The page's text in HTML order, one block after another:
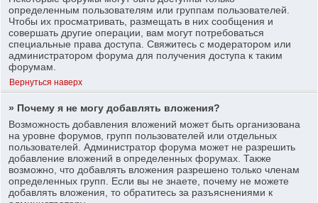
определенным пользователям или группам пользователей.
Чтобы их просматривать, размещать в них сообщения и
совершать другие операции, вам могут потребоваться
специальные права доступа. Свяжитесь с модератором или
администратором форума для получения доступа к таким
форумам.
Вернуться наверх
» Почему я не могу добавлять вложения?
Возможность добавления вложений может быть организована
на уровне форумов, групп пользователей или отдельных
пользователей. Администратор форума может не разрешить
добавление вложений в определенных форумах. Также
возможно, что добавлять вложения разрешено только членам
определенных групп. Если вы не знаете, почему не можете
добавлять вложения, то обратитесь за разъяснениями к